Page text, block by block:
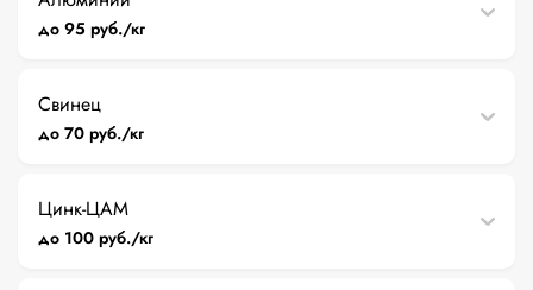
до 95 руб./кг
Свинец
до 70 руб./кг
Цинк-ЦАМ
до 100 руб./кг